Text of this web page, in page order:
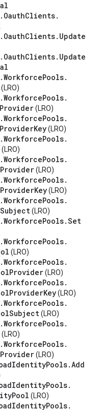
. OauthClients.
. OauthClients. Update
. OauthClients. Update
.WorkforcePools.
(LRO)
.WorkforcePools.
Provider(LRO)
.WorkforcePools.
ProviderKey(LRO)
.WorkforcePools.
(LRO)
.WorkforcePools.
Provider(LRO)
.WorkforcePools.
ProviderKey(LRO)
.WorkforcePools.
Subject(LRO)
.WorkforcePools.Set
.WorkforcePools.
(LRO)
.WorkforcePools.
Provider(LRO)
.WorkforcePools.
ProviderKey(LRO)
.WorkforcePools.
Subject(LRO)
.WorkforcePools.
(LRO)
.WorkforcePools.
Provider(LRO)
IdentityPools.Add
IdentityPools.
Pool (LRO)
IdentityPools.